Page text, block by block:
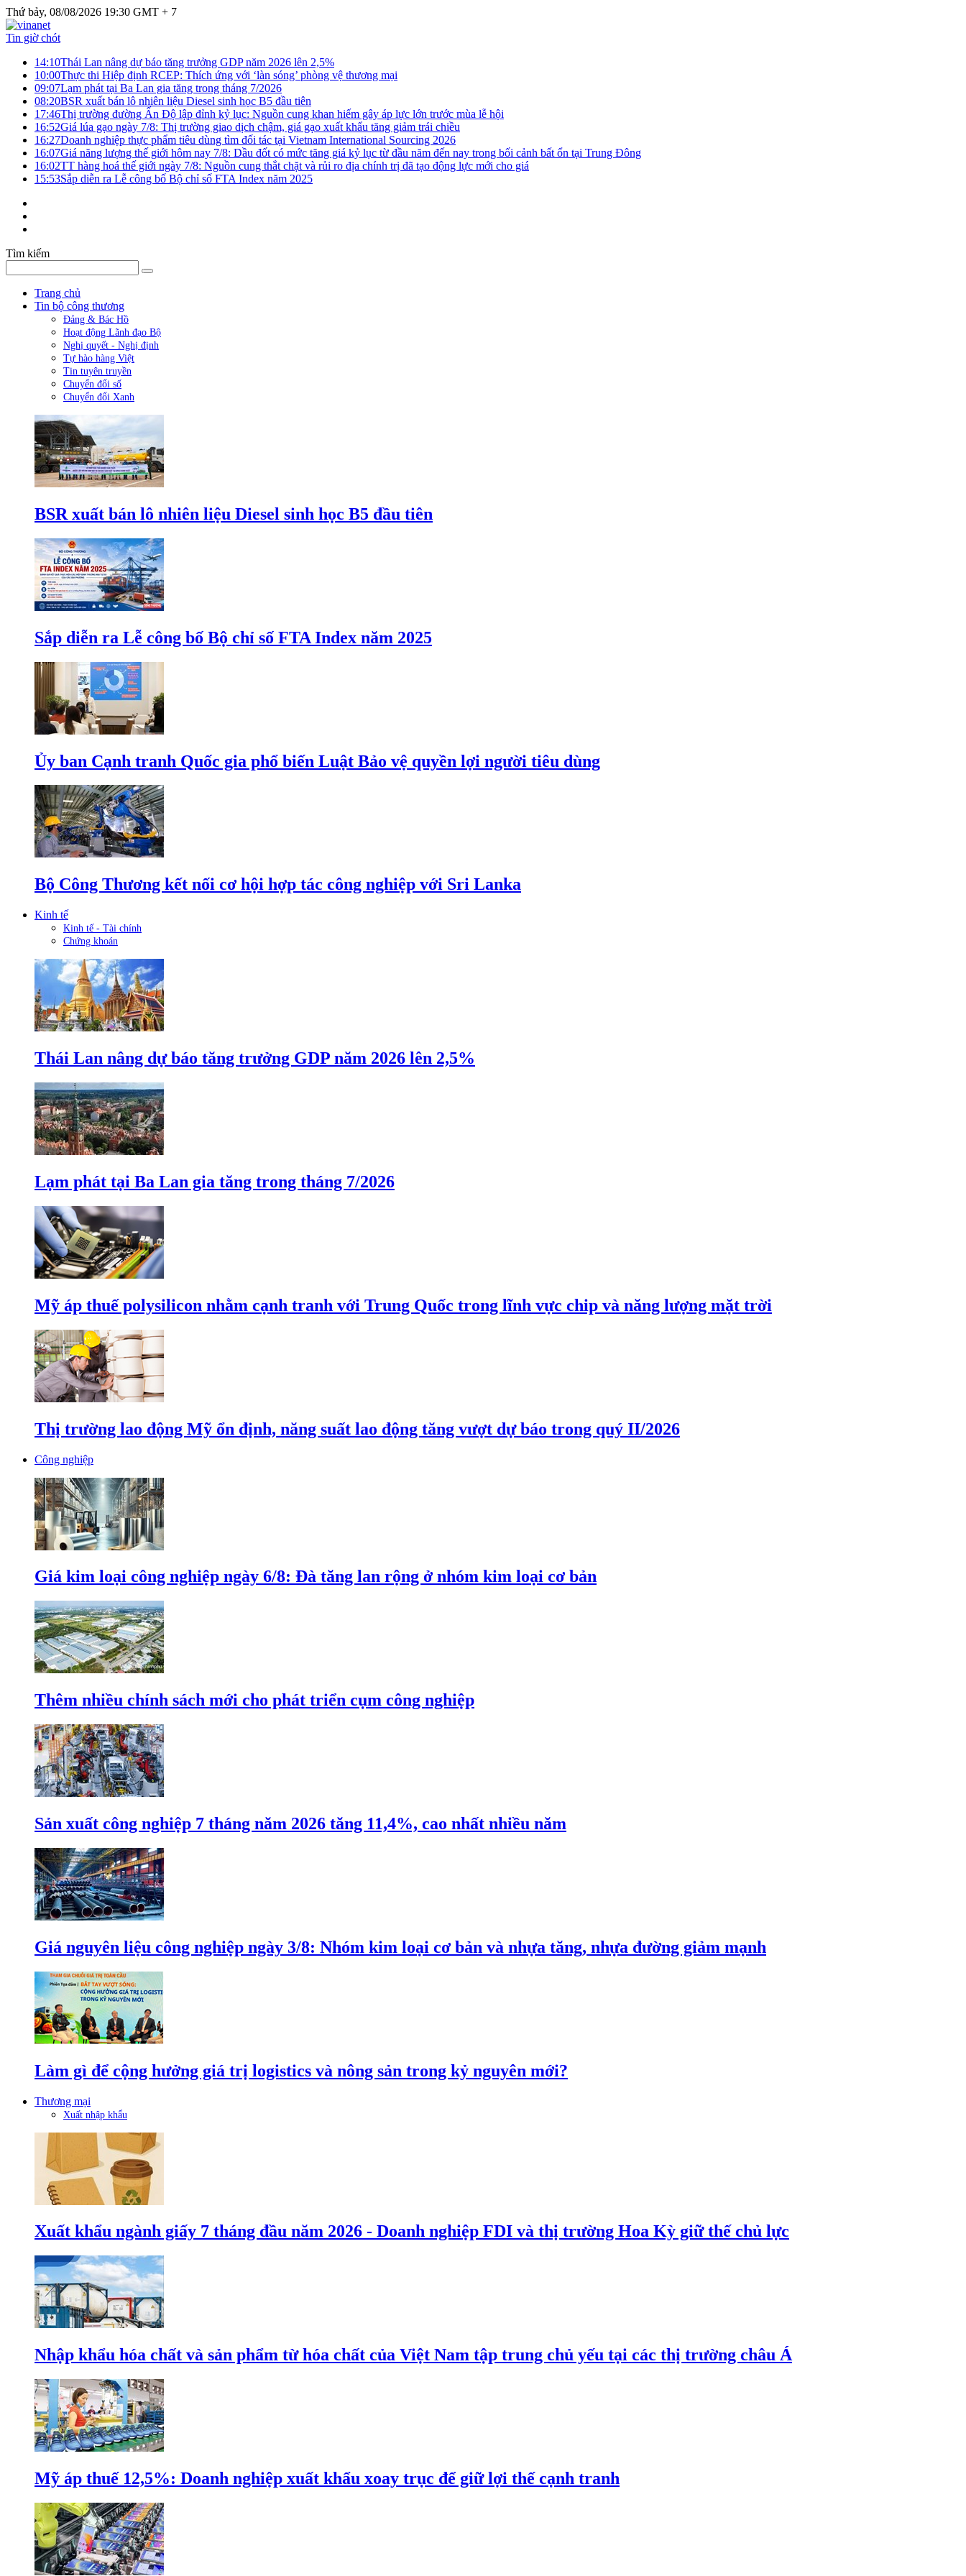
Thứ bảy, 08/08/2026 19:30 GMT + 7
Tin giờ chót
14:10Thái Lan nâng dự báo tăng trưởng GDP năm 2026 lên 2,5%
10:00Thực thi Hiệp định RCEP: Thích ứng với ‘làn sóng’ phòng vệ thương mại
09:07Lạm phát tại Ba Lan gia tăng trong tháng 7/2026
08:20BSR xuất bán lô nhiên liệu Diesel sinh học B5 đầu tiên
17:46Thị trường đường Ấn Độ lập đỉnh kỷ lục: Nguồn cung khan hiếm gây áp lực lớn trước mùa lễ hội
16:52Giá lúa gạo ngày 7/8: Thị trường giao dịch chậm, giá gạo xuất khẩu tăng giảm trái chiều
16:27Doanh nghiệp thực phẩm tiêu dùng tìm đối tác tại Vietnam International Sourcing 2026
16:07Giá năng lượng thế giới hôm nay 7/8: Dầu đốt có mức tăng giá kỷ lục từ đầu năm đến nay trong bối cảnh bất ổn tại Trung Đông
16:02TT hàng hoá thế giới ngày 7/8: Nguồn cung thắt chặt và rủi ro địa chính trị đã tạo động lực mới cho giá
15:53Sắp diễn ra Lễ công bố Bộ chỉ số FTA Index năm 2025
Tìm kiếm
Trang chủ
Tin bộ công thương
Đảng & Bác Hồ
Hoạt động Lãnh đạo Bộ
Nghị quyết - Nghị định
Tự hào hàng Việt
Tin tuyên truyền
Chuyển đổi số
Chuyển đổi Xanh
BSR xuất bán lô nhiên liệu Diesel sinh học B5 đầu tiên
Sắp diễn ra Lễ công bố Bộ chỉ số FTA Index năm 2025
Ủy ban Cạnh tranh Quốc gia phổ biến Luật Bảo vệ quyền lợi người tiêu dùng
Bộ Công Thương kết nối cơ hội hợp tác công nghiệp với Sri Lanka
Kinh tế
Kinh tế - Tài chính
Chứng khoán
Thái Lan nâng dự báo tăng trưởng GDP năm 2026 lên 2,5%
Lạm phát tại Ba Lan gia tăng trong tháng 7/2026
Mỹ áp thuế polysilicon nhằm cạnh tranh với Trung Quốc trong lĩnh vực chip và năng lượng mặt trời
Thị trường lao động Mỹ ổn định, năng suất lao động tăng vượt dự báo trong quý II/2026
Công nghiệp
Giá kim loại công nghiệp ngày 6/8: Đà tăng lan rộng ở nhóm kim loại cơ bản
Thêm nhiều chính sách mới cho phát triển cụm công nghiệp
Sản xuất công nghiệp 7 tháng năm 2026 tăng 11,4%, cao nhất nhiều năm
Giá nguyên liệu công nghiệp ngày 3/8: Nhóm kim loại cơ bản và nhựa tăng, nhựa đường giảm mạnh
Làm gì để cộng hưởng giá trị logistics và nông sản trong kỷ nguyên mới?
Thương mại
Xuất nhập khẩu
Xuất khẩu ngành giấy 7 tháng đầu năm 2026 - Doanh nghiệp FDI và thị trường Hoa Kỳ giữ thế chủ lực
Nhập khẩu hóa chất và sản phẩm từ hóa chất của Việt Nam tập trung chủ yếu tại các thị trường châu Á
Mỹ áp thuế 12,5%: Doanh nghiệp xuất khẩu xoay trục để giữ lợi thế cạnh tranh